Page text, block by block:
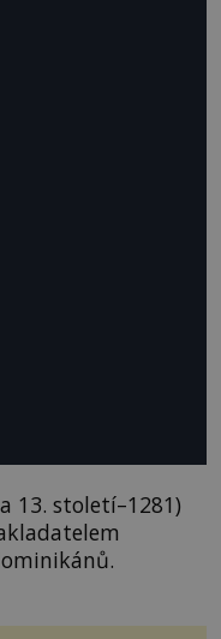
13. století–1281)